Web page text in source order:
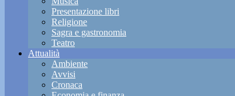
Presentazione libri
Religione
Sagra e gastronomia
Teatro
Attualità
Ambiente
Avvisi
Cronaca